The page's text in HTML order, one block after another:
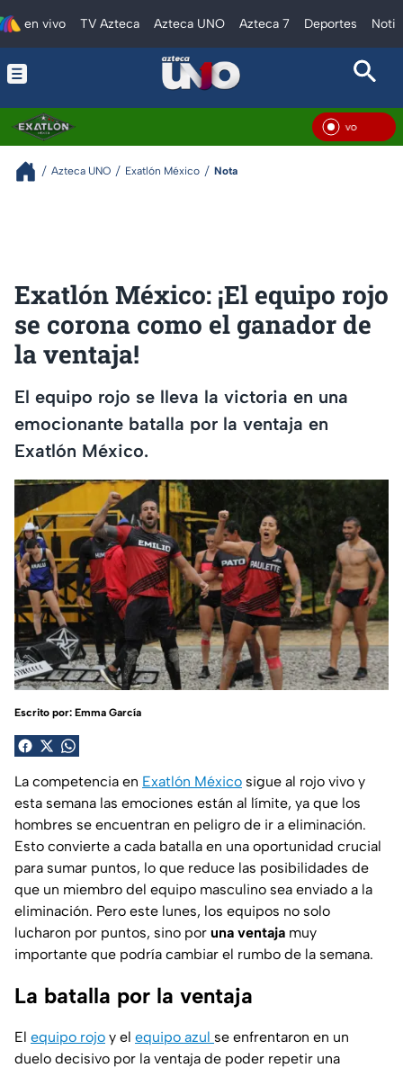
en vivo TV Azteca Azteca UNO Azteca 7 Deportes
En
Azteca UNO Exatlón México Nota
Exatlón México: ¡El equipo rojo
se corona como el ganador de
la ventaja!
El equipo rojo se lleva la victoria en una
emocionante batalla por la ventaja en
Exatlón México.
Escrito por: Emma García
La competencia en Exatlón México sigue al rojo vivo y
esta semana las emociones están al límite, ya que los
hombres se encuentran en peligro de ir a eliminación.
Esto convierte a cada batalla en una oportunidad crucial
para sumar puntos, lo que reduce las posibilidades de
que un miembro del equipo masculino sea enviado a la
eliminación. Pero este lunes, los equipos no solo
lucharon por puntos, sino por una ventaja muy
importante que podría cambiar el rumbo de la semana.
La batalla por la ventaja
El equipo rojo y el equipo azul se enfrentaron en un
duelo decisivo por la ventaja de poder repetir una